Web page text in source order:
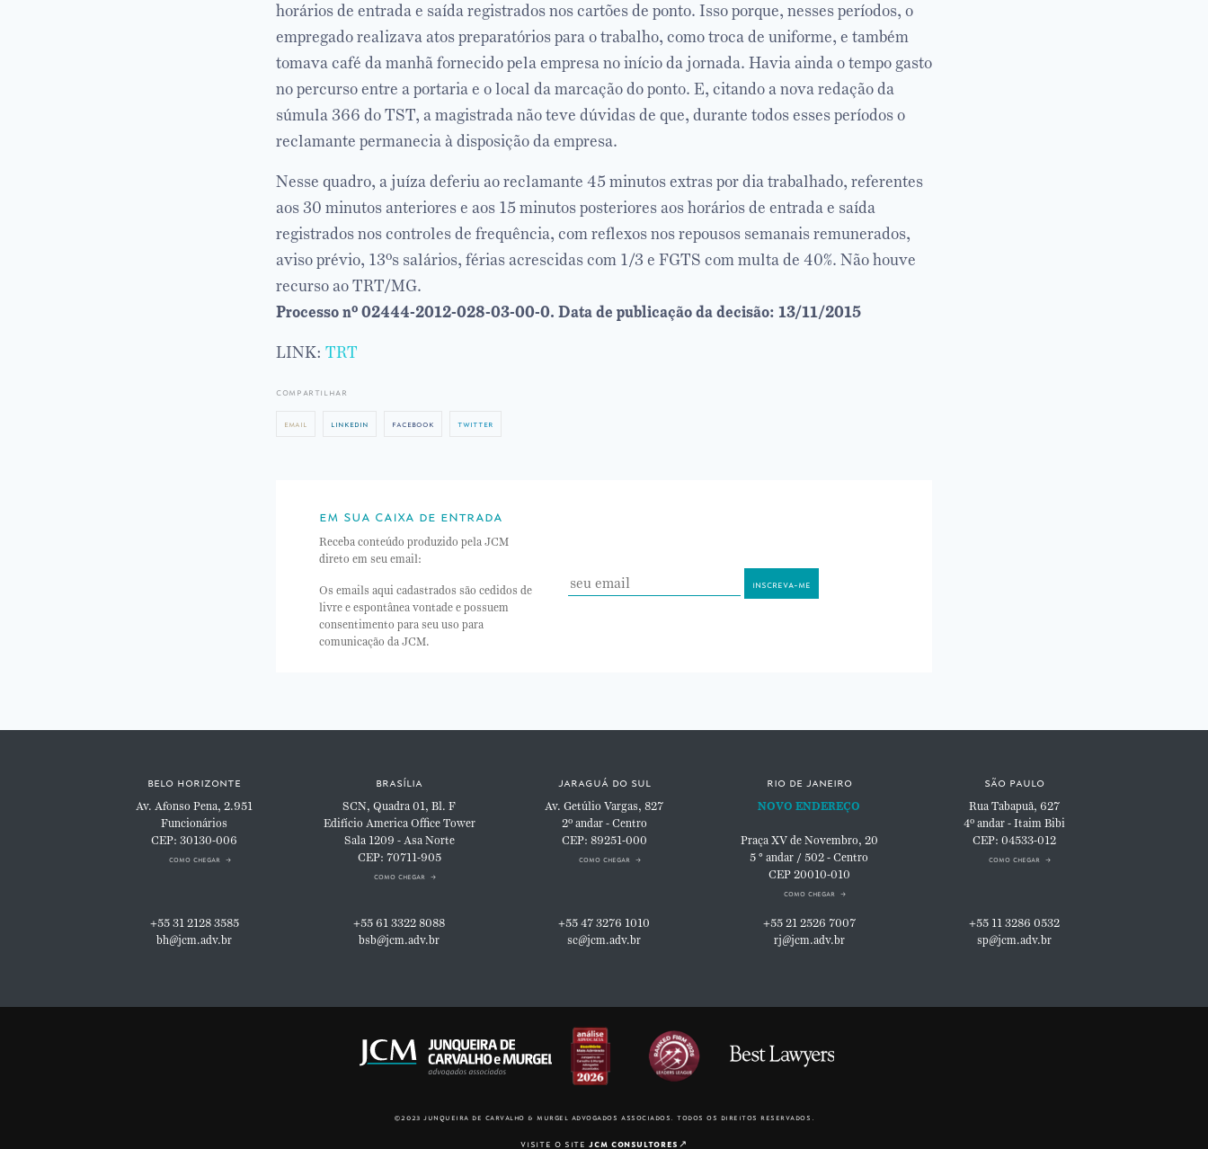
horários de entrada e saída registrados nos cartões de ponto. Isso porque, nesses períodos, o
empregado realizava atos preparatórios para o trabalho, como troca de uniforme, e também
tomava café da manhã fornecido pela empresa no início da jornada. Havia ainda o tempo gasto
no percurso entre a portaria e o local da marcação do ponto. E, citando a nova redação da
súmula 366 do TST, a magistrada não teve dúvidas de que, durante todos esses períodos o
reclamante permanecia à disposição da empresa.
Nesse quadro, a juíza deferiu ao reclamante 45 minutos extras por dia trabalhado, referentes
aos 30 minutos anteriores e aos 15 minutos posteriores aos horários de entrada e saída
registrados nos controles de frequência, com reflexos nos repousos semanais remunerados,
aviso prévio, 13ºs salários, férias acrescidas com 1/3 e FGTS com multa de 40%. Não houve
recurso ao TRT/MG.
Processo nº 02444-2012-028-03-00-0. Data de publicação da decisão: 13/11/2015
LINK: TRT
compartilhar
email linkedin facebook twitter
em sua caixa de entrada
Receba conteúdo produzido pela JCM
direto em seu email:
Os emails aqui cadastrados são cedidos de
livre e espontânea vontade e possuem
consentimento para seu uso para
comunicação da JCM.
belo horizonte
Av. Afonso Pena, 2.951
Funcionários
CEP: 30130-006
como chegar
+55 31 2128 3585
bh@jcm.adv.br
brasília
SCN, Quadra 01, Bl. F
Edifício America Office Tower
Sala 1209 - Asa Norte
CEP: 70711-905
como chegar
+55 61 3322 8088
bsb@jcm.adv.br
jaraguá do sul
Av. Getúlio Vargas, 827
2º andar - Centro
CEP: 89251-000
como chegar
+55 47 3276 1010
sc@jcm.adv.br
rio de janeiro
NOVO ENDEREÇO
Praça XV de Novembro, 20
5 ° andar / 502 - Centro
CEP 20010-010
como chegar
+55 21 2526 7007
rj@jcm.adv.br
são paulo
Rua Tabapuã, 627
4º andar - Itaim Bibi
CEP: 04533-012
como chegar
+55 11 3286 0532
sp@jcm.adv.br
©2023 junqueira de carvalho & murgel advogados associados. todos os direitos reservados.
visite o sitejcm consultores↗